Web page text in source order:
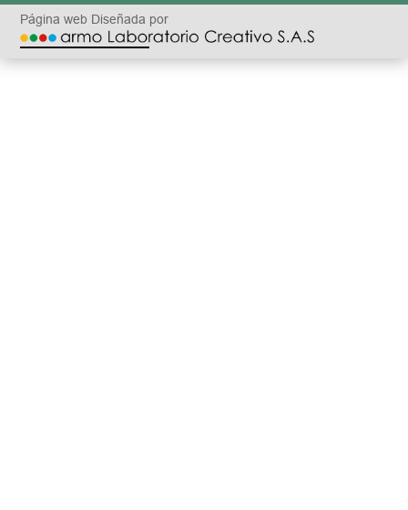
Página web Diseñada por